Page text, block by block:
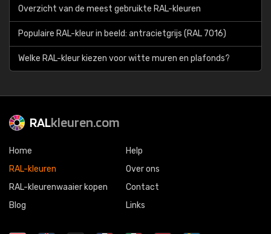
Overzicht van de meest gebruikte RAL-kleuren
Populaire RAL-kleur in beeld: antracietgrijs (RAL 7016)
Welke RAL-kleur kiezen voor witte muren en plafonds?
RALkleuren.com
Home
RAL-kleuren
RAL-kleurenwaaier kopen
Blog
Help
Over ons
Contact
Links